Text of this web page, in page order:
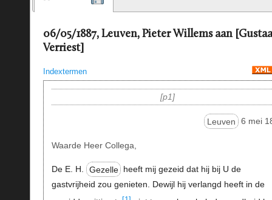
06/05/1887, Leuven, Pieter Willems aan
Verriest]
Indextermen
p1
Leuven 6 mei
Waarde Heer Collega,
De E. H. Gezelle heeft mij gezeid dat hij bij U de
gastvrijheid zou genieten. Dewijl hij verlangd heeft in de